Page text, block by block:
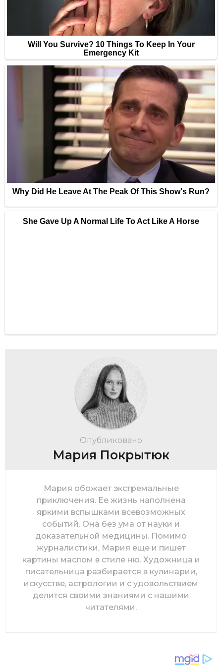
Опубликовано
Мария Покрытюк
Мария обожает экстремальные
приключения. Ее жизнь наполнена
яркими вспышками всевозможных
событий. Она без ума от науки и
доказательной медицины. Помимо
журналистики, Мария еще и пишет
картины маслом в стиле ню. Художница и
писательница разбирается в кулинарии,
искусстве, астрологии и с удовольствием
делится своими знаниями с нашими
читателями.